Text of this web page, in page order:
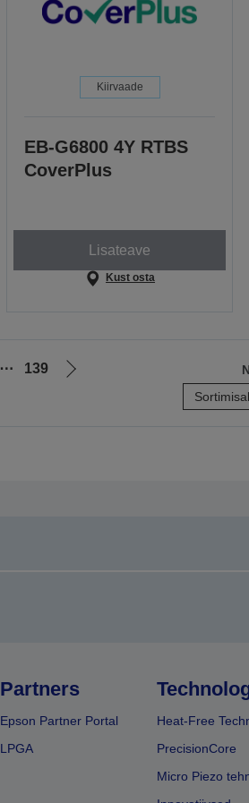
Kiirvaade
EB-G6800 4Y RTBS
CoverPlus
Lisateave
Kust osta
⋯ 139
Liigu
Partners
Epson Partner Portal
LPGA
Heat-Free
PrecisionCore
Micro Piezo